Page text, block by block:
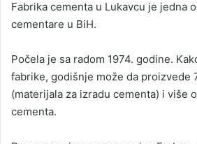
Fabrika cementa u Lukavcu je jedna
cementare u BiH.
Počela je sa radom 1974. godine.
fabrike, godišnje može da proizvede
(materijala za izradu cementa) i više
cementa.